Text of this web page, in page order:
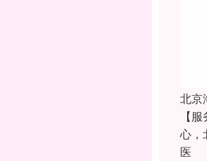
北京
【
心，
医